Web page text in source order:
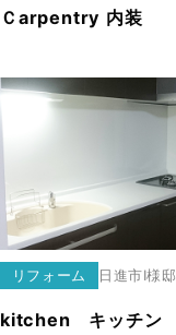
Ｃarpentry 内装
リフォーム 日進市I様邸
kitchen キッチン